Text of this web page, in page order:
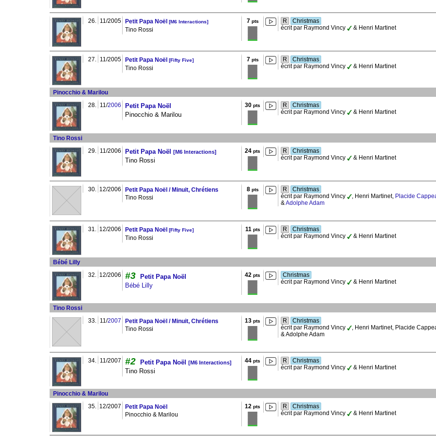
26. 11/2005 Petit Papa Noël [M6 Interactions]
Tino Rossi
7 pts R
Christmas
écrit par Raymond Vincy
& Henri Martinet
27. 11/2005 Petit Papa Noël [Fifty Five]
Tino Rossi
7 pts R
Christmas
écrit par Raymond Vincy
& Henri Martinet
Pinocchio & Marilou
28. 11/2006
Petit Papa Noël
Pinocchio & Marilou
30 pts R
Christmas
écrit par Raymond Vincy
& Henri Martinet
Tino Rossi
29. 11/2006 Petit Papa Noël [M6 Interactions]
Tino Rossi
24 pts R
Christmas
écrit par Raymond Vincy
& Henri Martinet
30. 12/2006
Petit Papa Noël / Minuit, Chrétiens
Tino Rossi
8pts R
Christmas
écrit par Raymond Vincy
, Henri Martinet, Placide
&Adolphe Adam
31. 12/2006 Petit Papa Noël [Fifty Five]
Tino Rossi
11 pts R
Christmas
écrit par Raymond Vincy
& Henri Martinet
Bébé Lilly
32. 12/2006 #3
Petit Papa Noël
Bébé Lilly
42 pts
Christmas
écrit par Raymond Vincy
& Henri Martinet
Tino Rossi
33. 11/2007
Petit Papa Noël / Minuit, Chrétiens
Tino Rossi
13 pts R
Christmas
écrit par Raymond Vincy
, Henri Martinet, Placide
& Adolphe Adam
34. 11/2007 #2 Petit Papa Noël [M6 Interactions]
Tino Rossi
44 pts R
Christmas
écrit par Raymond Vincy
& Henri Martinet
Pinocchio & Marilou
35. 12/2007
Petit Papa Noël
Pinocchio & Marilou
12 pts R
Christmas
écrit par Raymond Vincy
& Henri Martinet